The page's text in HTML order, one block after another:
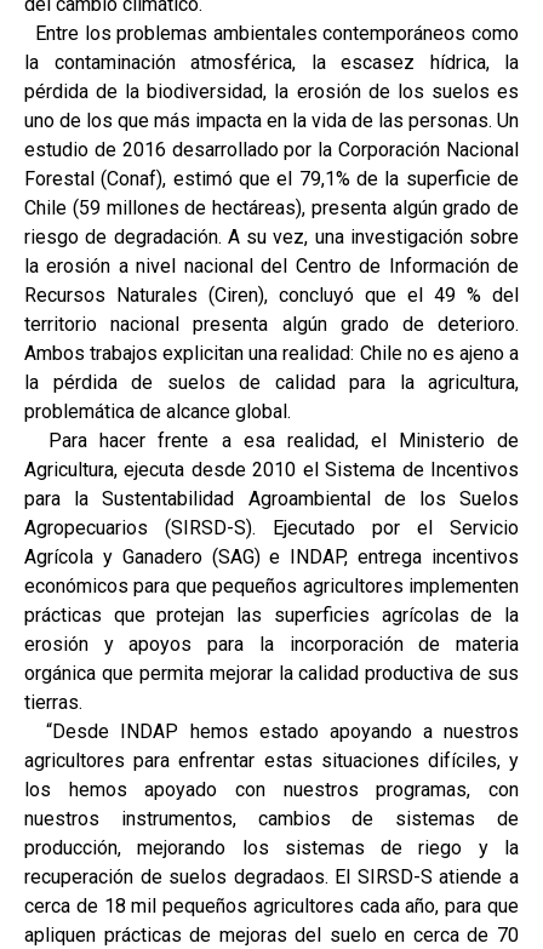
Entre los problemas ambientales contemporáneos como
la contaminación atmosférica, la escasez hídrica, la
pérdida de la biodiversidad, la erosión de los suelos es
uno de los que más impacta en la vida de las personas. Un
estudio de 2016 desarrollado por la Corporación Nacional
Forestal (Conaf), estimó que el 79,1% de la superficie de
Chile (59 millones de hectáreas), presenta algún grado de
riesgo de degradación. A su vez, una investigación sobre
la erosión a nivel nacional del Centro de Información de
Recursos Naturales (Ciren), concluyó que el 49 % del
territorio nacional presenta algún grado de deterioro.
Ambos trabajos explicitan una realidad: Chile no es ajeno a
la pérdida de suelos de calidad para la agricultura,
problemática de alcance global.
Para hacer frente a esa realidad, el Ministerio de
Agricultura, ejecuta desde 2010 el Sistema de Incentivos
para la Sustentabilidad Agroambiental de los Suelos
Agropecuarios (SIRSD-S). Ejecutado por el Servicio
Agrícola y Ganadero (SAG) e INDAP, entrega incentivos
económicos para que pequeños agricultores implementen
prácticas que protejan las superficies agrícolas de la
erosión y apoyos para la incorporación de materia
orgánica que permita mejorar la calidad productiva de sus
tierras.
“Desde INDAP hemos estado apoyando a nuestros
agricultores para enfrentar estas situaciones difíciles, y
los hemos apoyado con nuestros programas, con
nuestros instrumentos, cambios de sistemas de
producción, mejorando los sistemas de riego y la
recuperación de suelos degradaos. El SIRSD-S atiende a
cerca de 18 mil pequeños agricultores cada año, para que
apliquen prácticas de mejoras del suelo en cerca de 70